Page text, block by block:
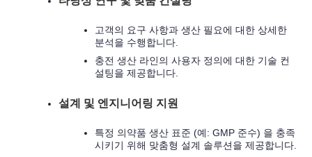
고객의 요구 사항과 생산 필요에 대한 상세한
분석을 수행합니다.
충전 생산 라인의 사용자 정의에 대한 기술 컨
설팅을 제공합니다.
설계 및 엔지니어링 지원
특정 의약품 생산 표준 (예: GMP 준수) 을 충족
시키기 위해 맞춤형 설계 솔루션을 제공합니다.